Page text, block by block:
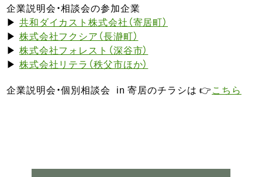
企業説明会・相談会の参加企業
▶ 共和ダイカスト株式会社（寄居町）
▶ 株式会社フクシア（長瀞町）
▶ 株式会社フォレスト（深谷市）
▶ 株式会社リテラ（秩父市ほか）
企業説明会・個別相談会 in 寄居のチラシは 👉こちら